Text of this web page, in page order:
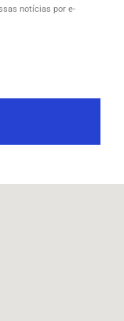
notícias por e-